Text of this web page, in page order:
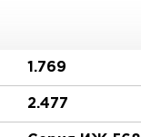
1.769
2.477